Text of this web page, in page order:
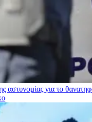
αστυνομίας για το